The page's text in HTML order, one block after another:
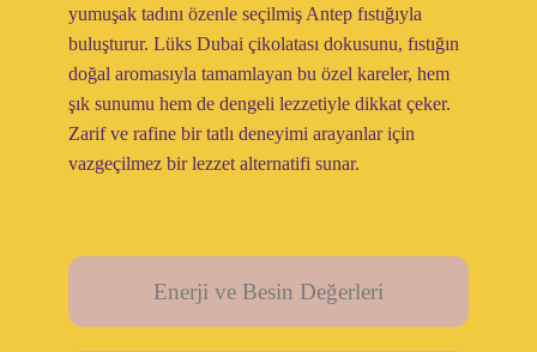
yumuşak tadını özenle seçilmiş Antep fıstığıyla
buluşturur. Lüks Dubai çikolatası dokusunu, fıstığın
doğal aromasıyla tamamlayan bu özel kareler, hem
şık sunumu hem de dengeli lezzetiyle dikkat çeker.
Zarif ve rafine bir tatlı deneyimi arayanlar için
vazgeçilmez bir lezzet alternatifi sunar.
Enerji ve Besin Değerleri